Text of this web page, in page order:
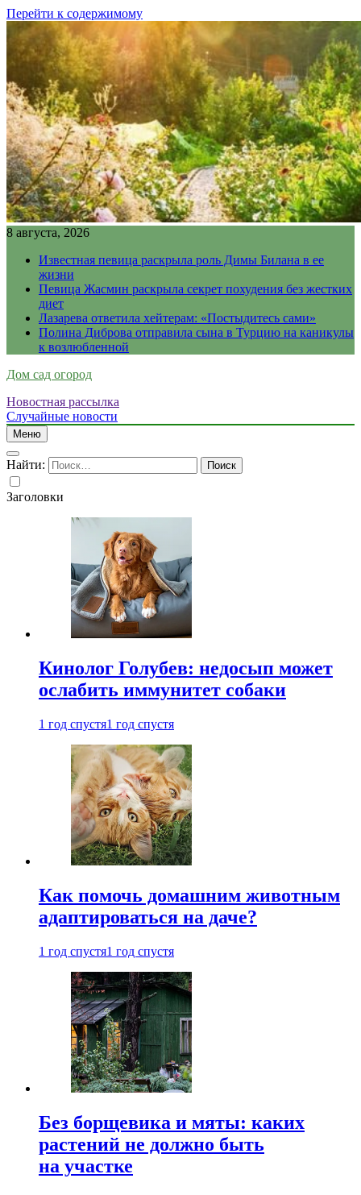
Перейти к содержимому
8 августа, 2026
Известная певица раскрыла роль Димы Билана в ее
жизни
Певица Жасмин раскрыла секрет похудения без жестких
диет
Лазарева ответила хейтерам: «Постыдитесь сами»
Полина Диброва отправила сына в Турцию на каникулы
к возлюбленной
Дом сад огород
Новостная рассылка
Случайные новости
Меню
Найти:
Заголовки
Кинолог Голубев: недосып может
ослабить иммунитет собаки
1 год спустя1 год спустя
Как помочь домашним животным
адаптироваться на даче?
1 год спустя1 год спустя
Без борщевика и мяты: каких
растений не должно быть
на участке